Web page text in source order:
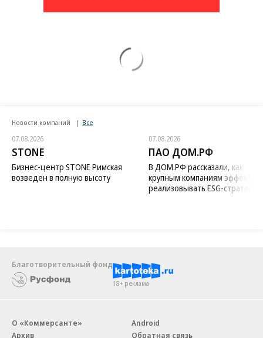
Новости компаний Все
07.08.2026
STONE
Бизнес-центр STONE Римская
возведен в полную высоту
07.08.2026
ПАО ДОМ.РФ
В ДОМ.РФ рассказали, как
крупным компаниям
реализовывать ESG-стратегию
Благотворительный фонд
18+ реклама
О «Коммерсанте»
Архив
Android
Обратная связь